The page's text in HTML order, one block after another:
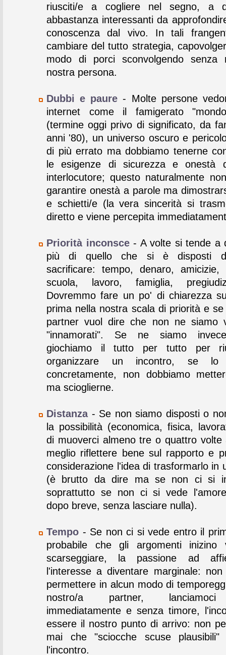
riusciti/e a cogliere nel segno, a
abbastanza interessanti da
conoscenza dal vivo. In tali
cambiare del tutto strategia,
modo di porci sconvolgendo senza
nostra persona.
Dubbi e paure - Molte persone
internet come il famigerato
(termine oggi privo di significato, da
anni '80), un universo oscuro e
di più errato ma dobbiamo tenerne
le esigenze di sicurezza e onestà
interlocutore; questo naturalmente
garantire onestà a parole ma
e schietti/e (la vera sincerità si
diretto e viene percepita
Priorità inconsce- A volte si tende a
più di quello che si è disposti
sacrificare: tempo, denaro, amicizie,
scuola, lavoro, famiglia,
Dovremmo fare un po' di chiarezza
prima nella nostra scala di priorità e
partner vuol dire che non ne siamo
"innamorati". Se ne siamo
giochiamo il tutto per tutto per
organizzare un incontro, se lo
concretamente, non dobbiamo
ma scioglierne.
Distanza- Se non siamo disposti o
la possibilità (economica, fisica,
di muoverci almeno tre o quattro volte
meglio riflettere bene sul rapporto e
considerazione l'idea di trasformarlo in
(è brutto da dire ma se non ci si
soprattutto se non ci si vede
dopo breve, senza lasciare nulla).
Tempo - Se non ci si vede entro il
probabile che gli argomenti
scarseggiare, la passione ad
l'interesse a diventare marginale: non
permettere in alcun modo di
nostro/a partner,
immediatamente e senza timore,
essere il nostro punto di arrivo: non
mai che "sciocche scuse plausibili"
l'incontro.